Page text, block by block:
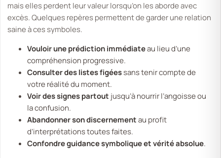
mais elles perdent leur valeur lorsqu’on les aborde avec
excès. Quelques repères permettent de garder une relation
saine à ces symboles.
Vouloir une prédiction immédiateau lieu d’une
compréhension progressive.
Consulter des listes figéessans tenir compte de
votre réalité du moment.
Voir des signes partout jusqu’à nourrir l’angoisse ou
la confusion.
Abandonner son discernementau profit
d’interprétations toutes faites.
Confondre guidance symbolique et vérité absolue.